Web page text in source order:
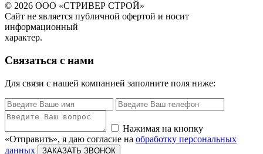
© 2026 ООО «СТРИВЕР СТРОЙ»
Сайт не является публичной офертой и носит
информационный
характер.
Связаться с нами
Для связи с нашей компанией заполните поля ниже:
Нажимая на кнопку
«Отправить», я даю согласие на обработку персональных
данных
ЗАКАЗАТЬ ЗВОНОК